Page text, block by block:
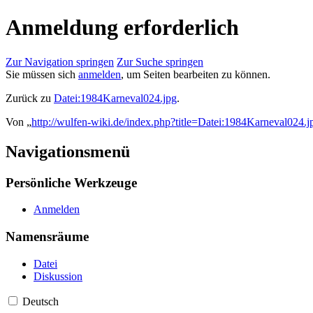
Anmeldung erforderlich
Zur Navigation springen Zur Suche springen
Sie müssen sich anmelden, um Seiten bearbeiten zu können.
Zurück zu Datei:1984Karneval024.jpg.
Von „http://wulfen-wiki.de/
Navigationsmenü
Persönliche Werkzeuge
Anmelden
Namensräume
Datei
Diskussion
Deutsch